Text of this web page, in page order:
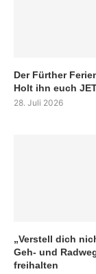
Der Fürther
Holt ihn euch
28. Juli 2026
„Verstell dich
Geh- und
freihalten